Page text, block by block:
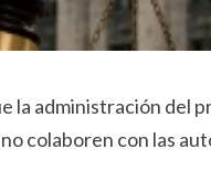
la administración del
colaboren con las